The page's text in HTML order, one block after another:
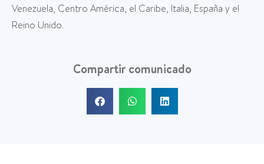
Venezuela, Centro América, el Caribe, Italia, España y el
Reino Unido.
Compartir comunicado